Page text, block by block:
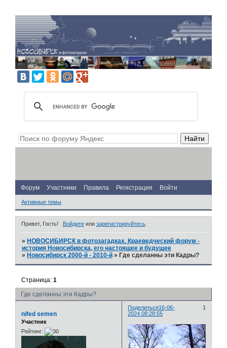
Форум Участники Правила Регистрация Войти
Активные темы
Привет, Гость! Войдитеили зарегистрируйтесь.
» НОВОСИБИРСК в фотозагадках. Краеведческий форум -
история Новосибирска, его настоящее и будущее
» Новосибирск 2000-й - 2010-й » Где сделанны эти Кадры?
Где сделанны эти Кадры?
Страница:1
Поделиться 1
16-06-
2024 08:28:55
nifed semen
Участник
Рейтинг: